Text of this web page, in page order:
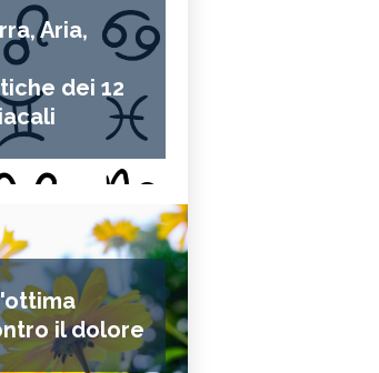
Aria,
dei 12
il dolore